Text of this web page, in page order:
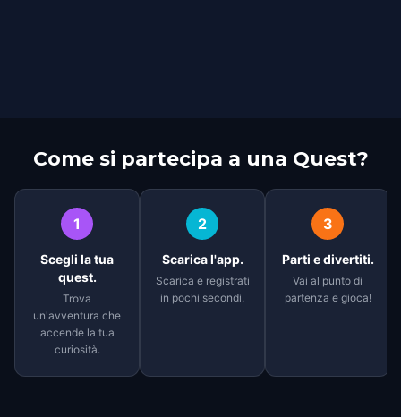
Come si partecipa a una Quest?
1
Scegli la tua
quest.
Trova
un'avventura che
accende la tua
curiosità.
2
Scarica l'app.
Scarica e registrati
in pochi secondi.
3
Parti e divertiti.
Vai al punto di
partenza e gioca!